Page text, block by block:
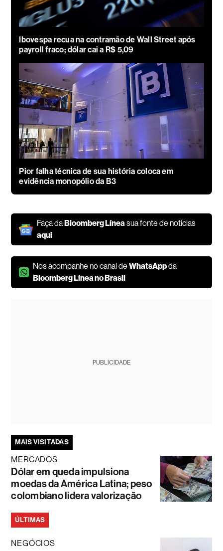
Ibovespa recua na contramão de Wall Street após
payroll fraco; dólar cai a R$ 5,09
Pior falha técnica de sua história coloca em
evidência monopólio da B3
Faça da Bloomberg Líneasua fonte de notícias
aqui
Nos acompanhe no canal deWhatsAppda
Bloomberg Línea no Brasil
PUBLICIDADE
MAIS VISITADAS
MERCADOS
Dólar em queda impulsiona
moedas da América Latina; peso
colombiano lidera valorização
ÚLTIMAS
NEGÓCIOS